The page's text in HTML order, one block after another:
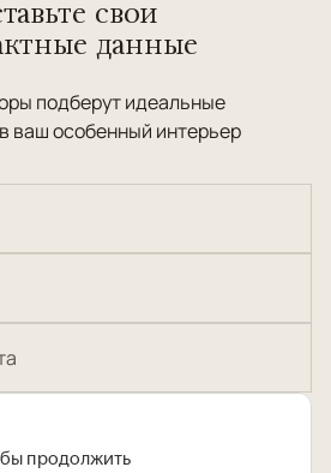
свои
данные
подберут идеальные
ваш особенный интерьер